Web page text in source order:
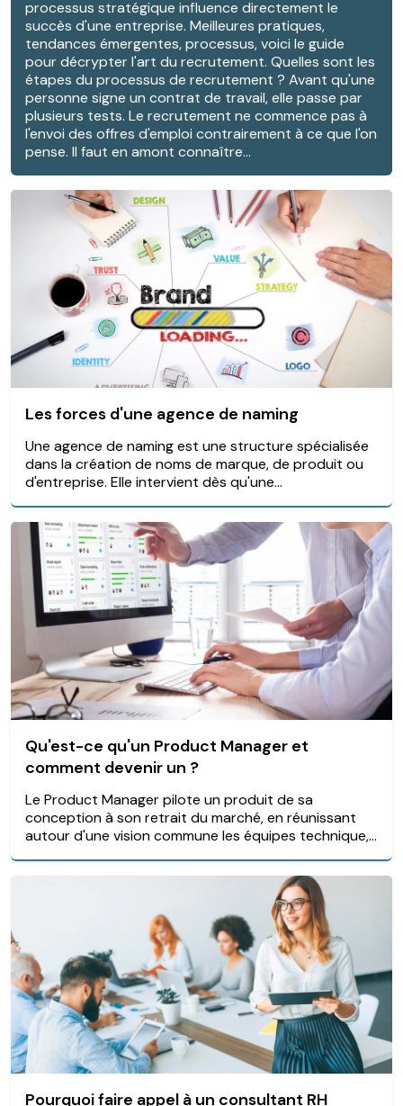
processus stratégique influence directement le
succès d'une entreprise. Meilleures pratiques,
tendances émergentes, processus, voici le guide
pour décrypter l'art du recrutement. Quelles sont les
étapes du processus de recrutement ? Avant qu'une
personne signe un contrat de travail, elle passe par
plusieurs tests. Le recrutement ne commence pas à
l'envoi des offres d'emploi contrairement à ce que l'on
pense. Il faut en amont connaître...
Les forces d'une agence de naming
Une agence de naming est une structure spécialisée
dans la création de noms de marque, de produit ou
d'entreprise. Elle intervient dès qu'une...
Qu'est-ce qu'un Product Manager et
comment devenir un ?
Le Product Manager pilote un produit de sa
conception à son retrait du marché, en réunissant
autour d'une vision commune les équipes technique,...
Pourquoi faire appel à un consultant RH